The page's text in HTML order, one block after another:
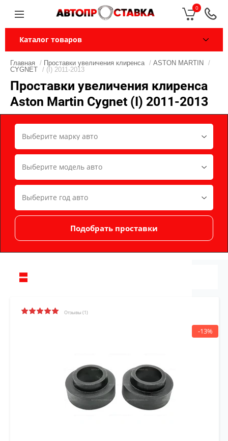
0
Каталог товаров
Главная / Проставки увеличения клиренса / ASTON MARTIN
/
CYGNET / (I) 2011-2013
Проставки увеличения клиренса
Aston Martin Cygnet (I) 2011-2013
Отзывы (1)
-13%